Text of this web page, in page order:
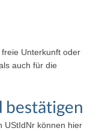
Unterkunft oder
auch für die
bestätigen
UStIdNr können hier